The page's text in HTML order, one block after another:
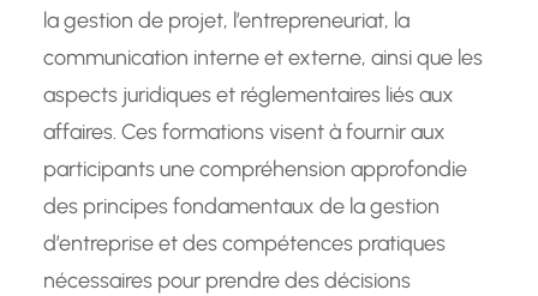
la gestion de projet, l’entrepreneuriat, la
communication interne et externe, ainsi que les
aspects juridiques et réglementaires liés aux
affaires. Ces formations visent à fournir aux
participants une compréhension approfondie
des principes fondamentaux de la gestion
d’entreprise et des compétences pratiques
nécessaires pour prendre des décisions